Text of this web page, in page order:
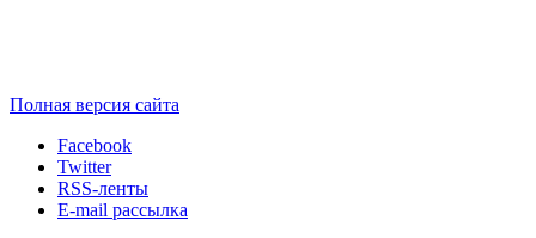
Полная версия сайта
Facebook
Twitter
RSS-ленты
E-mail рассылка